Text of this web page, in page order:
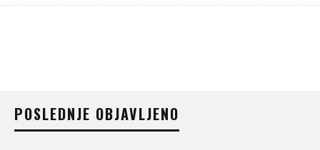
POSLEDNJE OBJAVLJENO